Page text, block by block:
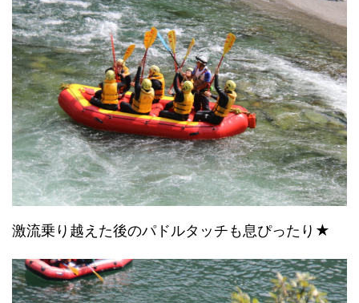
激流乗り越えた後のパドルタッチも息ぴったり★